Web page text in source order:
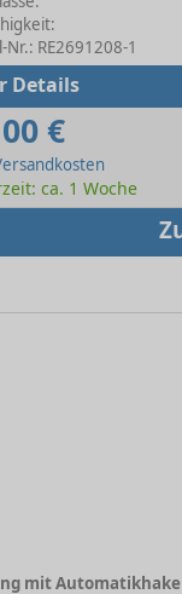
RE2691208-1
Details
€
ca. 1 Woche